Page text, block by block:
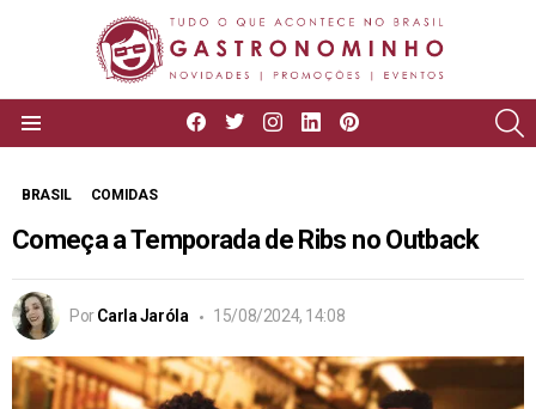
facebooktwitterinstagram
linkedin
BRASIL COMIDAS
Começa a Temporada de Ribs no Outback
Por Carla Jaróla 15/08/2024, 14:08